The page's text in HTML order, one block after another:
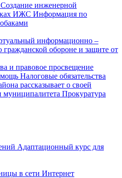
Создание инженерной
ИЖС Информация по
информационно –
обороне и защите от
и правовое просвещение
Налоговые обязательства
рассказывает о своей
муниципалитета Прокуратура
Адаптационный курс для
в сети Интернет